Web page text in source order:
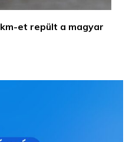
et repült a magyar